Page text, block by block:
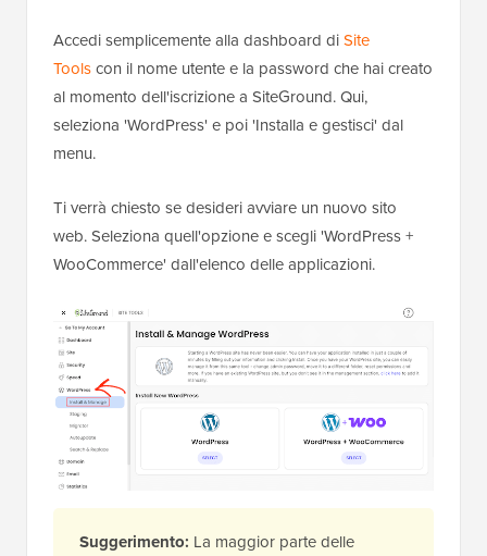
Accedi semplicemente alla dashboard diSite
Toolscon il nome utente e la password che hai creato
al momento dell'iscrizione a SiteGround. Qui,
seleziona 'WordPress' e poi 'Installa e gestisci' dal
menu.
Ti verrà chiesto se desideri avviare un nuovo sito
web. Seleziona quell'opzione e scegli 'WordPress +
WooCommerce' dall'elenco delle applicazioni.
Suggerimento: La maggior parte delle